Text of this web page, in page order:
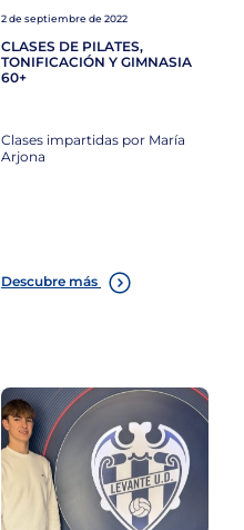
CLASES DE PILATES,
TONIFICACIÓN Y GIMNASIA
60+
2 de septiembre de 2022
Clases impartidas por María
Arjona
Descubre más